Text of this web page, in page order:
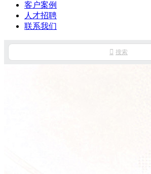
客户案例
人才招聘
联系我们
 搜索